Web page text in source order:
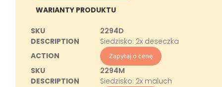
WARIANTY PRODUKTU
2294D
Siedzisko: 2x deseczka
Zapytaj o cenę
2294M
Siedzisko: 2x maluch